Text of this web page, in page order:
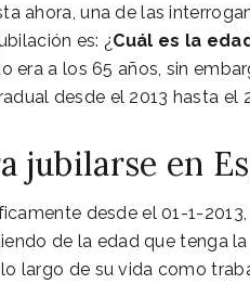
ahora, una de las
es: ¿Cuál es la
era a los 65 años, sin
desde el 2013 hasta el
jubilarse en
desde el 01-1-
de la edad que tenga
largo de su vida como